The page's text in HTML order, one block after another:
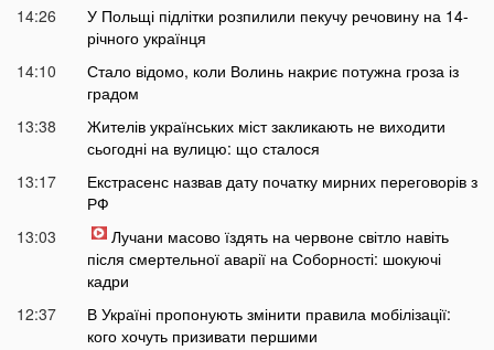
14:26
У Польщі підлітки розпилили пекучу речовину на 14-
річного українця
14:10
Стало відомо, коли Волинь накриє потужна гроза із
градом
13:38
Жителів українських міст закликають не виходити
сьогодні на вулицю: що сталося
13:17
Екстрасенс назвав дату початку мирних переговорів з
РФ
13:03
Лучани масово їздять на червоне світло навіть
після смертельної аварії на Соборності: шокуючі
кадри
12:37
В Україні пропонують змінити правила мобілізації:
кого хочуть призивати першими